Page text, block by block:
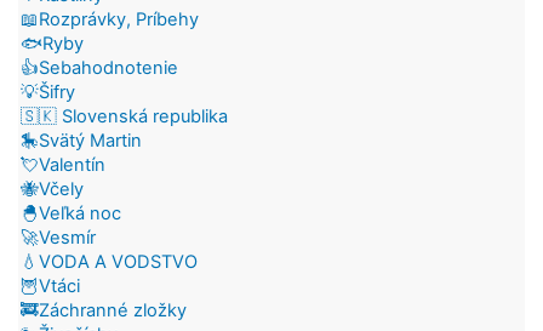
📖Rozprávky, Príbehy
🐟Ryby
👍Sebahodnotenie
💡Šifry
🇸🇰 Slovenská republika
🎠Svätý Martin
💘Valentín
🐝Včely
🐣Veľká noc
🚀Vesmír
💧VODA A VODSTVO
🦉Vtáci
🚒Záchranné zložky